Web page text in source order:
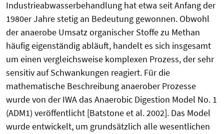
Industrieabwasserbehandlung hat etwa seit Anfang der
1980er Jahre stetig an Bedeutung gewonnen. Obwohl
der anaerobe Umsatz organischer Stoffe zu Methan
häufig eigenständig abläuft, handelt es sich insgesamt
um einen vergleichsweise komplexen Prozess, der sehr
sensitiv auf Schwankungen reagiert. Für die
mathematische Beschreibung anaerober Prozesse
wurde von der IWA das Anaerobic Digestion Model No. 1
(ADM1) veröffentlicht [Batstone et al. 2002]. Das Model
wurde entwickelt, um grundsätzlich alle wesentlichen